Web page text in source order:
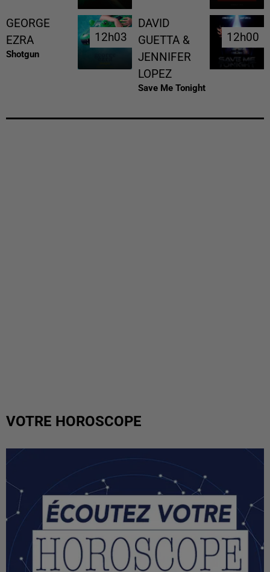
GEORGE
EZRA
Shotgun
12h03
12h03
DAVID
GUETTA &
JENNIFER
LOPEZ
Save Me Tonight
12h00
12h00
VOTRE HOROSCOPE